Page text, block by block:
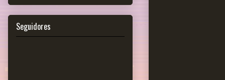
Seguidores